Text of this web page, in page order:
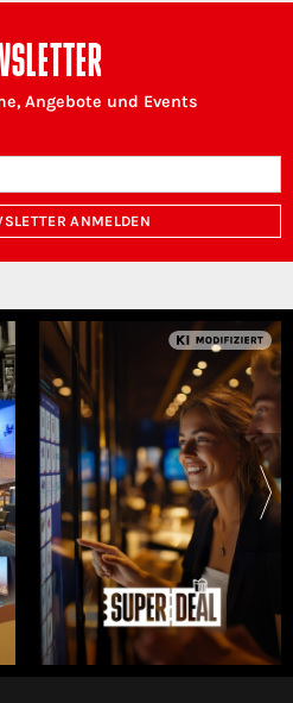
Angebote und Events
ANMELDEN